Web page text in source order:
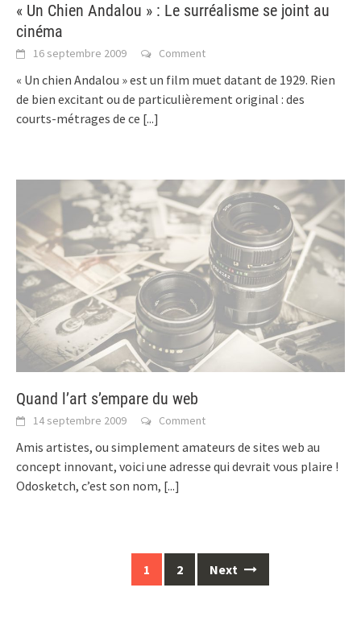
« Un Chien Andalou » : Le surréalisme se joint au
cinéma
16 septembre 2009 Comment
« Un chien Andalou » est un film muet datant de 1929. Rien
de bien excitant ou de particulièrement original : des
courts-métrages de ce [...]
Quand l’art s’empare du web
14 septembre 2009 Comment
Amis artistes, ou simplement amateurs de sites web au
concept innovant, voici une adresse qui devrait vous plaire !
Odosketch, c’est son nom, [...]
1 2 Next